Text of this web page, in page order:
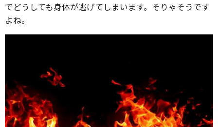
でどうしても身体が逃げてしまいます。そりゃそうです
よね。